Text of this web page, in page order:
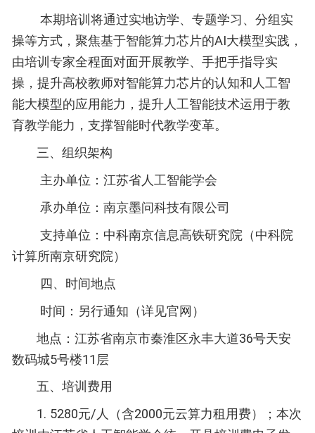
本期培训将通过实地访学、专题学习、分组实
操等方式，聚焦基于智能算力芯片的AI大模型实践，
由培训专家全程面对面开展教学、手把手指导实
操，提升高校教师对智能算力芯片的认知和人工智
能大模型的应用能力，提升人工智能技术运用于教
育教学能力，支撑智能时代教学变革。
三、组织架构
主办单位：江苏省人工智能学会
承办单位：南京墨问科技有限公司
支持单位：中科南京信息高铁研究院（中科院
计算所南京研究院）
四、时间地点
时间：另行通知（详见官网）
地点：江苏省南京市秦淮区永丰大道36号天安
数码城5号楼11层
五、培训费用
1. 5280元/人（含2000元云算力租用费）；本次